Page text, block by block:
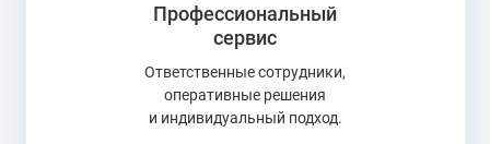
Профессиональный
сервис
Ответственные сотрудники,
оперативные решения
и индивидуальный подход.